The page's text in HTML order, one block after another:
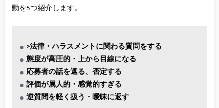
動を5つ紹介します。
>法律・ハラスメントに関わる質問をする
態度が高圧的・上から目線になる
応募者の話を遮る、否定する
評価が属人的・感覚的すぎる
逆質問を軽く扱う・曖昧に返す